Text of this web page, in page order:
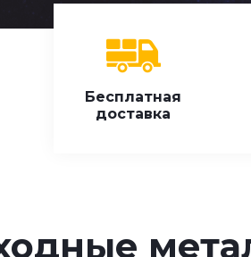
Бесплатная
доставка